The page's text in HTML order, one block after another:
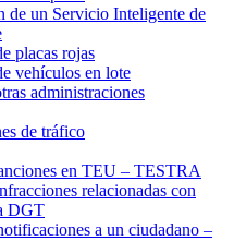
de un Servicio Inteligente de
placas rojas
vehículos en lote
administraciones
de tráfico
en TEU – TESTRA
relacionadas con
DGT
a un ciudadano –